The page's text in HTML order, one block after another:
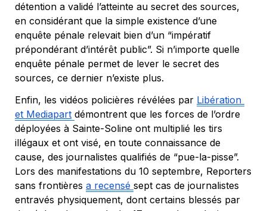
détention a validé l’atteinte au secret des sources,
en considérant que la simple existence d’une
enquête pénale relevait bien d’un “impératif
prépondérant d’intérêt public”. Si n’importe quelle
enquête pénale permet de lever le secret des
sources, ce dernier n’existe plus.
Enfin, les vidéos policières révélées par Libération
et Mediapart démontrent que les forces de l’ordre
déployées à Sainte-Soline ont multiplié les tirs
illégaux et ont visé, en toute connaissance de
cause, des journalistes qualifiés de “pue-la-pisse”.
Lors des manifestations du 10 septembre, Reporters
sans frontières a recensé sept cas de journalistes
entravés physiquement, dont certains blessés par